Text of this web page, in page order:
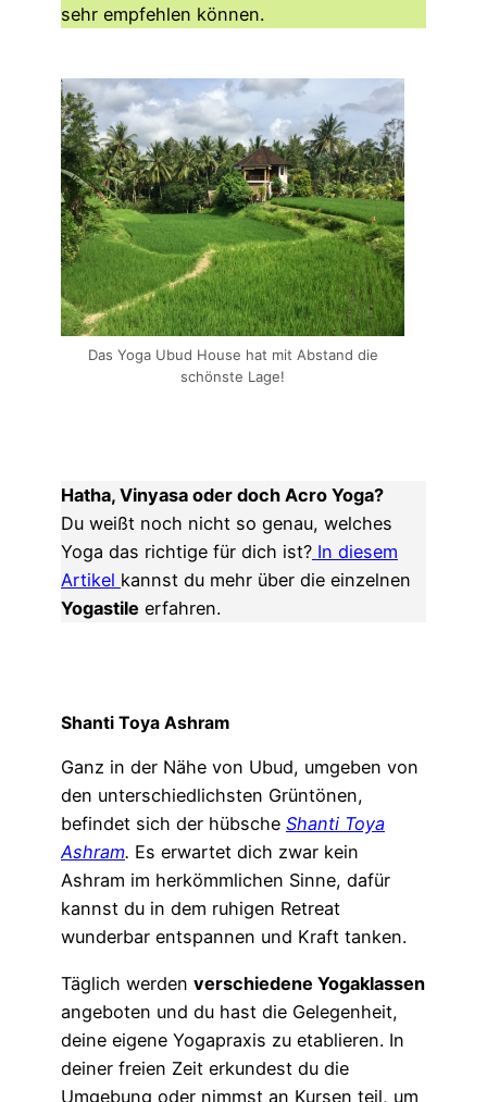
sehr empfehlen können.
Das Yoga Ubud House hat mit Abstand die
schönste Lage!
Hatha, Vinyasa oder doch Acro Yoga?
Du weißt noch nicht so genau, welches
Yoga das richtige für dich ist? In diesem
Artikel kannst du mehr über die einzelnen
Yogastile erfahren.
Shanti Toya Ashram
Ganz in der Nähe von Ubud, umgeben von
den unterschiedlichsten Grüntönen,
befindet sich der hübsche Shanti Toya
Ashram. Es erwartet dich zwar kein
Ashram im herkömmlichen Sinne, dafür
kannst du in dem ruhigen Retreat
wunderbar entspannen und Kraft tanken.
Täglich werden verschiedene Yogaklassen
angeboten und du hast die Gelegenheit,
deine eigene Yogapraxis zu etablieren. In
deiner freien Zeit erkundest du die
Umgebung oder nimmst an Kursen teil, um